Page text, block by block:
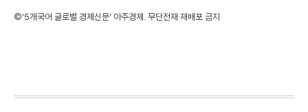
©'5개국어 글로벌 경제신문' 아주경제. 무단전재·재배포 금지